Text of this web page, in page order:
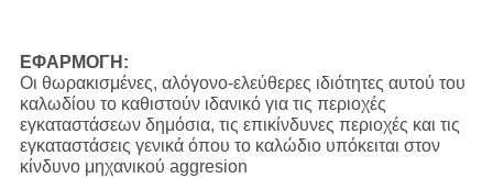
ΕΦΑΡΜΟΓΗ:
Οι θωρακισμένες, αλόγονο-ελεύθερες ιδιότητες αυτού του
καλωδίου το καθιστούν ιδανικό για τις περιοχές
εγκαταστάσεων δημόσια, τις επικίνδυνες περιοχές και τις
εγκαταστάσεις γενικά όπου το καλώδιο υπόκειται στον
κίνδυνο μηχανικού aggresion